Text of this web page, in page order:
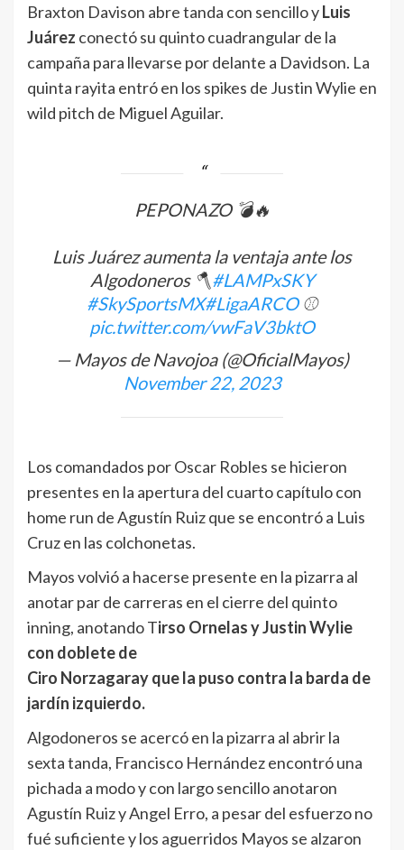
Braxton Davison abre tanda con sencillo yLuis
Juárez conectó su quinto cuadrangular de la
campaña para llevarse por delante a Davidson. La
quinta rayita entró en los spikes de Justin Wylie en
wild pitch de Miguel Aguilar.
PEPONAZO 💣🔥
Luis Juárez aumenta la ventaja ante los
Algodoneros 🪓#LAMPxSKY
#SkySportsMX#LigaARCO⚾️
pic.twitter.com/vwFaV3bktO
— Mayos de Navojoa (@OficialMayos)
November 22, 2023
Los comandados por Oscar Robles se hicieron
presentes en la apertura del cuarto capítulo con
home run de Agustín Ruiz que se encontró a Luis
Cruz en las colchonetas.
Mayos volvió a hacerse presente en la pizarra al
anotar par de carreras en el cierre del quinto
inning, anotando Tirso Ornelas y Justin Wylie
con doblete de
Ciro Norzagaray que la puso contra la barda de
jardín izquierdo.
Algodoneros se acercó en la pizarra al abrir la
sexta tanda, Francisco Hernández encontró una
pichada a modo y con largo sencillo anotaron
Agustín Ruiz y Angel Erro, a pesar del esfuerzo no
fué suficiente y los aguerridos Mayos se alzaron